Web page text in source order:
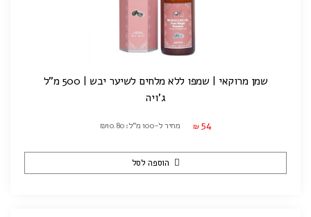
שמן מרוקאי | שמפו ללא מלחים לשיער יבש | 500 מ"ל
ג'ויה
₪ 54 מחיר ל-100 מ"ל: ₪10.80
הוספה לסל